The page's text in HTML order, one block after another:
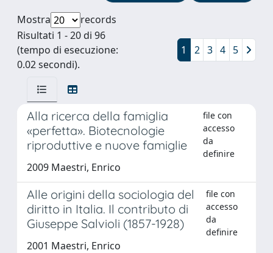
Mostra
records
Risultati 1 - 20 di 96
(tempo di esecuzione:
0.02 secondi).
1 2 3 4 5
Alla ricerca della famiglia
«perfetta». Biotecnologie
riproduttive e nuove famiglie
file con
accesso
da
definire
2009 Maestri, Enrico
Alle origini della sociologia del
diritto in Italia. Il contributo di
Giuseppe Salvioli (1857-1928)
file con
accesso
da
definire
2001 Maestri, Enrico